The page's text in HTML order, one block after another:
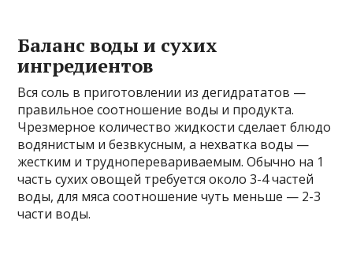
Баланс воды и сухих
ингредиентов
Вся соль в приготовлении из дегидрататов —
правильное соотношение воды и продукта.
Чрезмерное количество жидкости сделает блюдо
водянистым и безвкусным, а нехватка воды —
жестким и трудноперевариваемым. Обычно на 1
часть сухих овощей требуется около 3-4 частей
воды, для мяса соотношение чуть меньше — 2-3
части воды.